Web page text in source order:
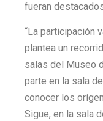
fueran
“La participación
plantea un
salas del Museo
parte en la sala
conocer los
Sigue, en la sala